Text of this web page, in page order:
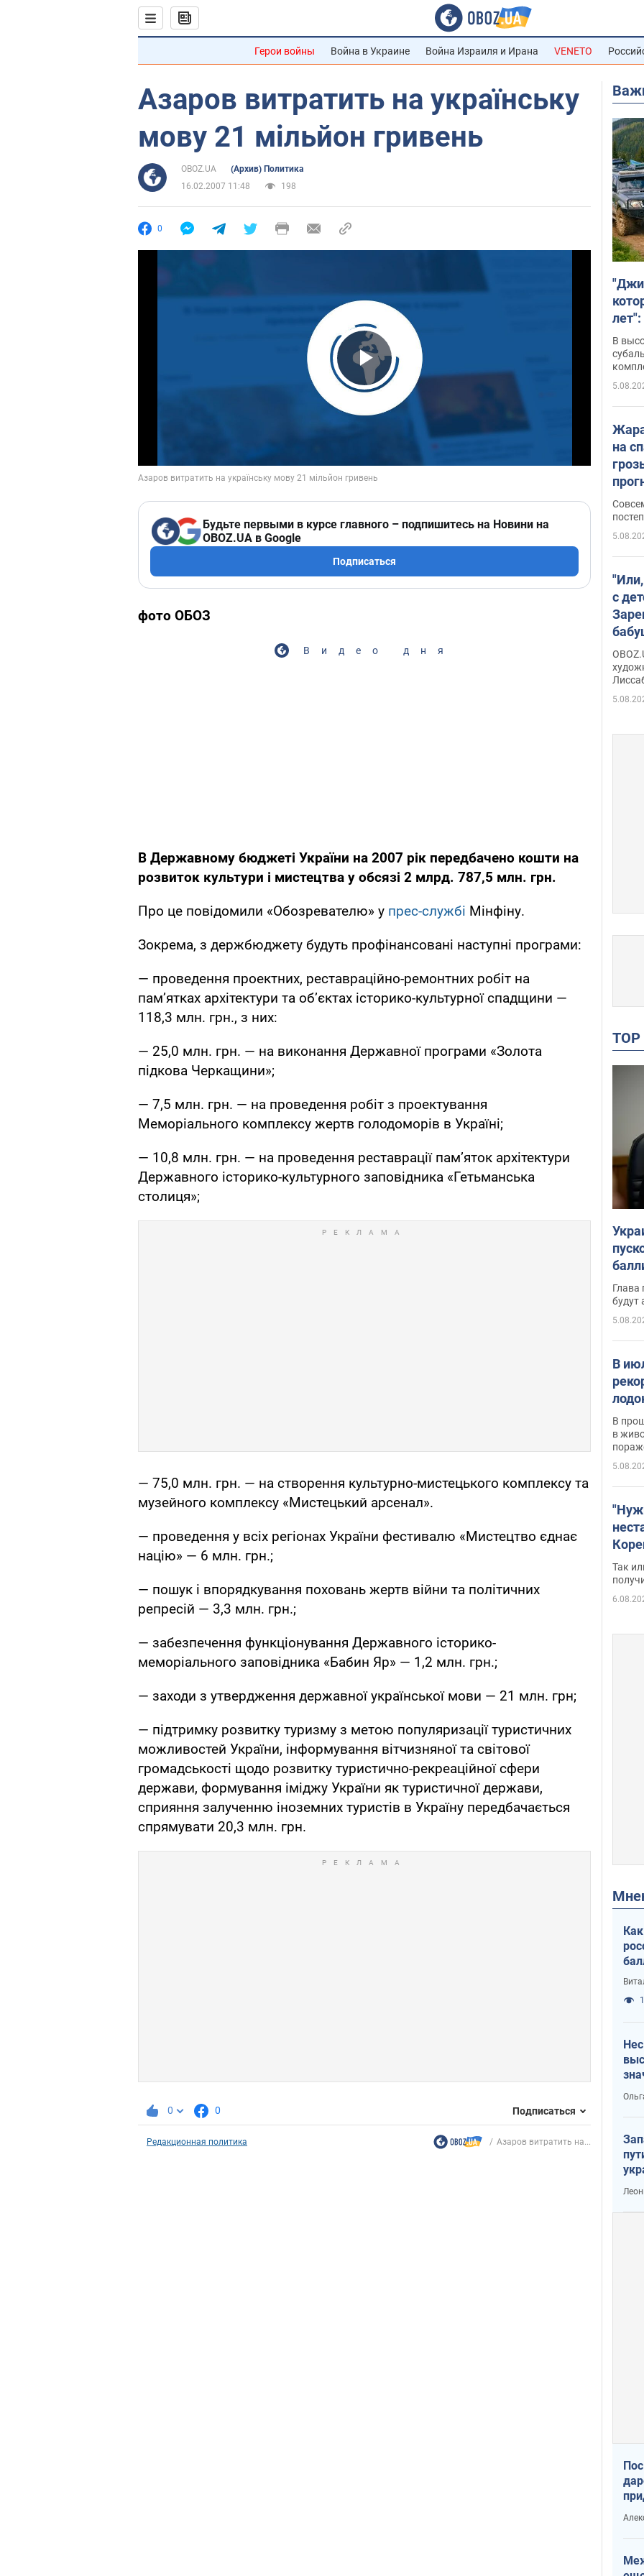
Герои войны Война в Украине Война Израиля и Ирана VENETO
Азаров витратить на українську
мову 21 мільйон гривень
OBOZ.UA
(Архив) Политика
16.02.2007 11:48
198
0
Play Video
Будьте первыми в курсе главного – подпишитесь на Новини на
OBOZ.UA в Google
Подписаться
фото ОБОЗ
Видео дня
В Державному бюджеті України на 2007 рік передбачено кошти на
розвиток культури і мистецтва у обсязі 2 млрд. 787,5 млн. грн.
Про це повідомили «Обозревателю» у прес-службі Мінфіну.
Зокрема, з держбюджету будуть профінансовані наступні програми:
— проведення проектних, реставраційно-ремонтних робіт на
пам’ятках архітектури та об’єктах історико-культурної спадщини —
118,3 млн. грн., з них:
— 25,0 млн. грн. — на виконання Державної програми «Золота
підкова Черкащини»;
— 7,5 млн. грн. — на проведення робіт з проектування
Меморіального комплексу жертв голодоморів в Україні;
— 10,8 млн. грн. — на проведення реставрації пам’яток архітектури
Державного історико-культурного заповідника «Гетьманська
столиця»;
— 75,0 млн. грн. — на створення культурно-мистецького комплексу та
музейного комплексу «Мистецький арсенал».
— проведення у всіх регіонах України фестивалю «Мистецтво єднає
націю» — 6 млн. грн.;
— пошук і впорядкування поховань жертв війни та політичних
репресій — 3,3 млн. грн.;
— забезпечення функціонування Державного історико-
меморіального заповідника «Бабин Яр» — 1,2 млн. грн.;
— заходи з утвердження державної української мови — 21 млн. грн;
— підтримку розвитку туризму з метою популяризації туристичних
можливостей України, інформування вітчизняної та світової
громадськості щодо розвитку туристично-рекреаційної сфери
держави, формування іміджу України як туристичної держави,
сприяння залученню іноземних туристів в Україну передбачається
спрямувати 20,3 млн. грн.
0 0 Подписаться
Редакционная политика Азаров витратить на...
В
на
с
сына
Глава
будут
В
В
в
Так